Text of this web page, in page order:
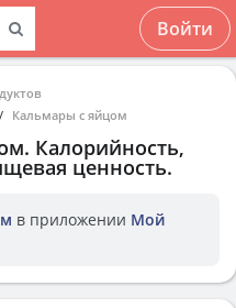
Войти
Кальмары с яйцом
. Калорийность,
ценность.
в приложении Мой